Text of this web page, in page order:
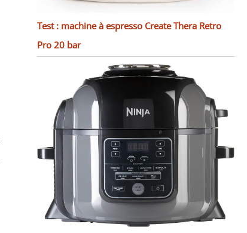
Test : machine à espresso Create Thera Retro
Pro 20 bar